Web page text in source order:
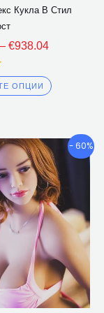
Кукла В Стил
– €938.04
ОПЦИИ
на
- 60%
Ценови
€742.17
през
Този
продукт
има
множество
варианти.
Опциите
могат
да
бъдат